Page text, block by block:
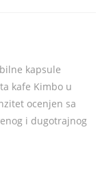
kapsule
kafe Kimbo u
ocenjen sa
i dugotrajnog